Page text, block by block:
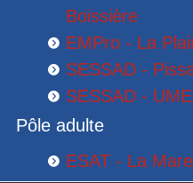
Boissière
EMPro - La
SESSAD -
SESSAD -
Pôle adulte
ESAT - La